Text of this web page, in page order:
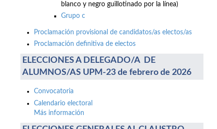
blanco y negro guillotinado por la línea)
Grupo c
Proclamación provisional de candidatos/as electos/as
Proclamación definitiva de electos
ELECCIONES A DELEGADO/A DE
ALUMNOS/AS UPM-23 de febrero de 2026
Convocatoria
Calendario electoral
Más información